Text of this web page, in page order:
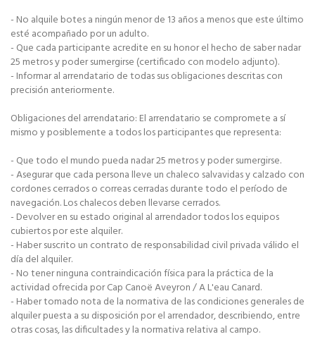
- No alquile botes a ningún menor de 13 años a menos que este último
esté acompañado por un adulto.
- Que cada participante acredite en su honor el hecho de saber nadar
25 metros y poder sumergirse (certificado con modelo adjunto).
- Informar al arrendatario de todas sus obligaciones descritas con
precisión anteriormente.
Obligaciones del arrendatario: El arrendatario se compromete a sí
mismo y posiblemente a todos los participantes que representa:
- Que todo el mundo pueda nadar 25 metros y poder sumergirse.
- Asegurar que cada persona lleve un chaleco salvavidas y calzado con
cordones cerrados o correas cerradas durante todo el período de
navegación. Los chalecos deben llevarse cerrados.
- Devolver en su estado original al arrendador todos los equipos
cubiertos por este alquiler.
- Haber suscrito un contrato de responsabilidad civil privada válido el
día del alquiler.
- No tener ninguna contraindicación física para la práctica de la
actividad ofrecida por Cap Canoë Aveyron / A L'eau Canard.
- Haber tomado nota de la normativa de las condiciones generales de
alquiler puesta a su disposición por el arrendador, describiendo, entre
otras cosas, las dificultades y la normativa relativa al campo.